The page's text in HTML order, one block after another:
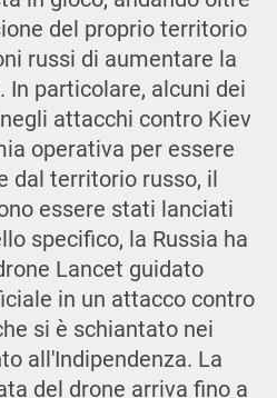
del proprio territorio
russi di aumentare la
In particolare, alcuni dei
attacchi contro Kiev
operativa per essere
dal territorio russo, il
essere stati lanciati
specifico, la Russia ha
Lancet guidato
in un attacco contro
si è schiantato nei
all'Indipendenza. La
del drone arriva fino a